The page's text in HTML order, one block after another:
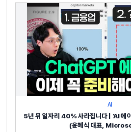
AI
5년 뒤 일자리 40% 사라집니다 | 'AI 에
(윤혜식 대표,